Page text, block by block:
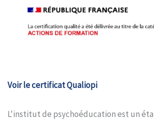
Voir le certificat Qualiopi
L'institut de psychoéducation est un